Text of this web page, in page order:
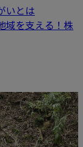
いとは
域を支える！株